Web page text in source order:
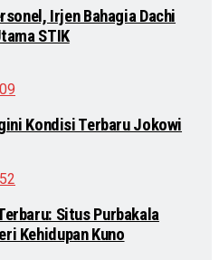
Irjen Bahagia Dachi
STIK
Kondisi Terbaru Jokowi
Situs Purbakala
Kehidupan Kuno